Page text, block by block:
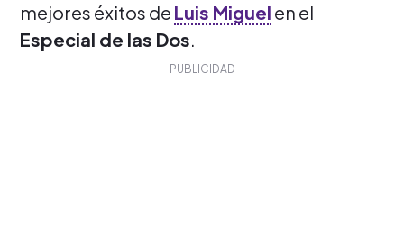
mejores éxitos de Luis Miguel en el
Especial de las Dos.